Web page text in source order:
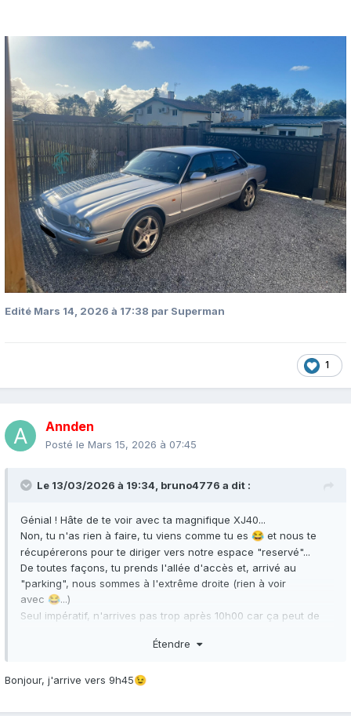
Edité Mars 14, 2026 à 17:38 par Superman
1
Annden
Posté le Mars 15, 2026 à 07:45
Le 13/03/2026 à 19:34, bruno4776 a dit :
Génial ! Hâte de te voir avec ta magnifique XJ40...
Non, tu n'as rien à faire, tu viens comme tu es 😂 et nous te
récupérerons pour te diriger vers notre espace "reservé"...
De toutes façons, tu prends l'allée d'accès et, arrivé au
"parking", nous sommes à l'extrême droite (rien à voir
avec 😂...)
Seul impératif, n'arrives pas trop après 10h00 car ça peut de
Étendre
Bonjour, j'arrive vers 9h45😉